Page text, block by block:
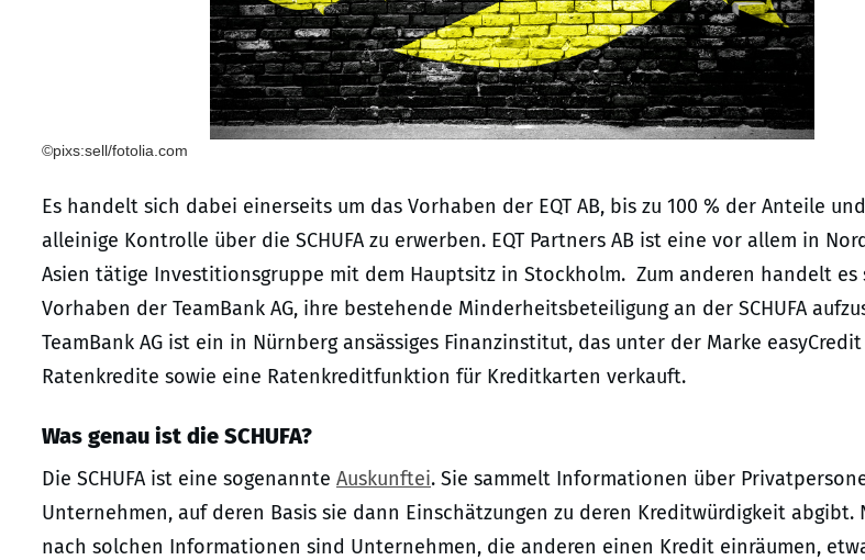
©pixs:sell/fotolia.com
Es handelt sich dabei einerseits um das Vorhaben der EQT AB, bis zu 100 % der Anteile
alleinige Kontrolle über die SCHUFA zu erwerben. EQT Partners AB ist eine vor allem in
Asien tätige Investitionsgruppe mit dem Hauptsitz in Stockholm. Zum anderen handelt es
Vorhaben der TeamBank AG, ihre bestehende Minderheitsbeteiligung an der SCHUFA
TeamBank AG ist ein in Nürnberg ansässiges Finanzinstitut, das unter der Marke easyCredit
Ratenkredite sowie eine Ratenkreditfunktion für Kreditkarten verkauft.
Was genau ist die SCHUFA?
Die SCHUFA ist eine sogenannte Auskunftei. Sie sammelt Informationen über
Unternehmen, auf deren Basis sie dann Einschätzungen zu deren Kreditwürdigkeit abgibt.
nach solchen Informationen sind Unternehmen, die anderen einen Kredit einräumen,